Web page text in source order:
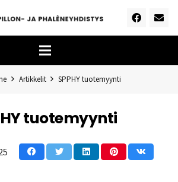
Artikkelit SPPHY tuotemyynti
tuotemyynti